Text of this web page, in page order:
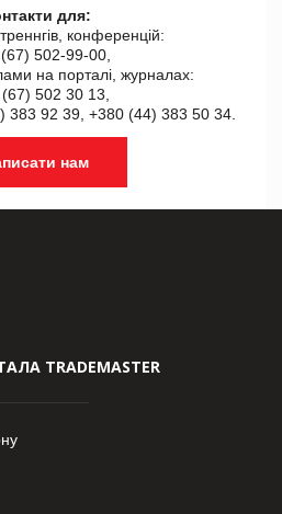
для:
конференцій:
502-99-00,
на порталі, журналах:
502 30 13,
383 92 39, +380 (44) 383 50 34.
нам
TRADEMASTER